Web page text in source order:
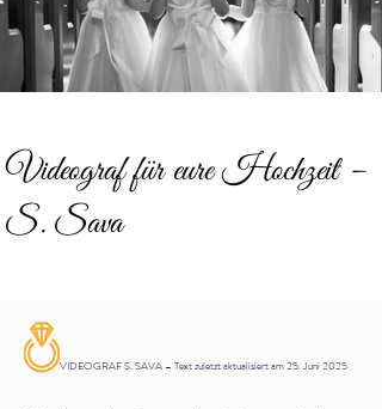
Videograf für eure Hochzeit –
S. Sava
VIDEOGRAF S. SAVA – Text zuletzt aktualisiert am 25. Juni 2025